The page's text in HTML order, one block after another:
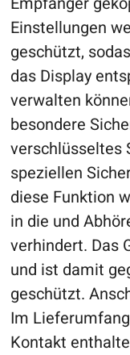
Einstellungen
geschützt,
das Display
verwalten
besondere
verschlüsseltes
speziellen
diese Funktion
in die und
verhindert. Das
und ist damit
geschützt.
Im
Kontakt